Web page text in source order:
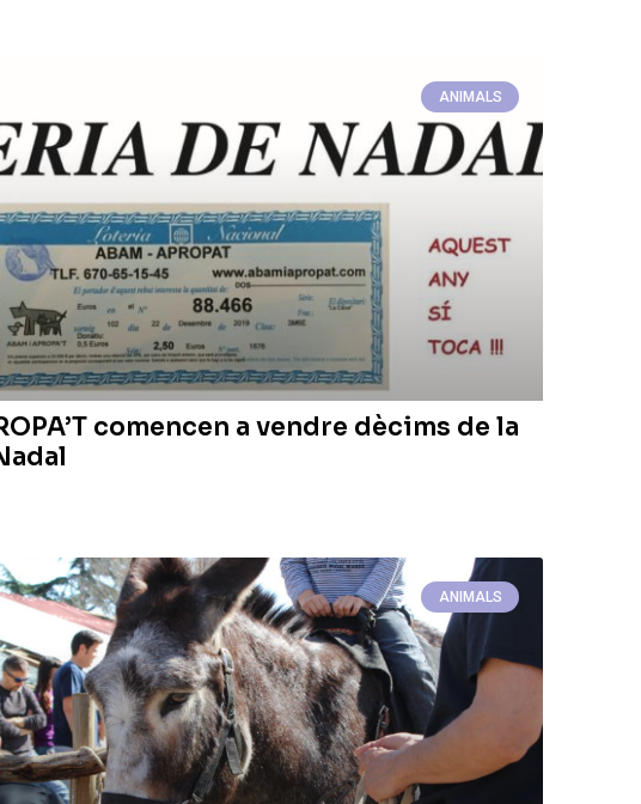
ANIMALS
comencen a vendre dècims de la
ANIMALS